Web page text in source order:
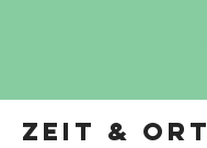
Zeit & Ort